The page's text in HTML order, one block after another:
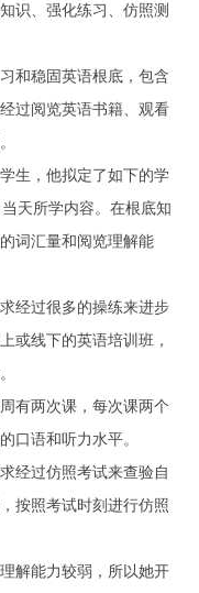
识、强化练习、仿照测
和稳固英语根底，包含
过阅览英语书籍、观看
生，他拟定了如下的学
天所学内容。在根底知
词汇量和阅览理解能
经过很多的操练来进步
或线下的英语培训班，
有两次课，每次课两个
口语和听力水平。
经过仿照考试来查验自
按照考试时刻进行仿照
解能力较弱，所以她开